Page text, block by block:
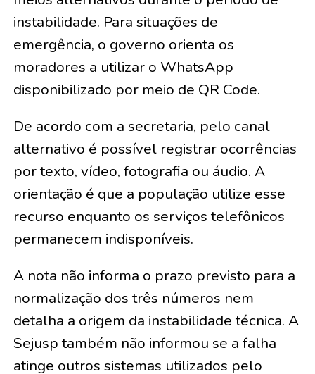
instabilidade. Para situações de
emergência, o governo orienta os
moradores a utilizar o WhatsApp
disponibilizado por meio de QR Code.
De acordo com a secretaria, pelo canal
alternativo é possível registrar ocorrências
por texto, vídeo, fotografia ou áudio. A
orientação é que a população utilize esse
recurso enquanto os serviços telefônicos
permanecem indisponíveis.
A nota não informa o prazo previsto para a
normalização dos três números nem
detalha a origem da instabilidade técnica. A
Sejusp também não informou se a falha
atinge outros sistemas utilizados pelo